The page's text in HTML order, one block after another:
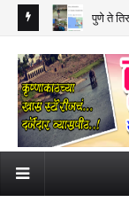
पुणे ते